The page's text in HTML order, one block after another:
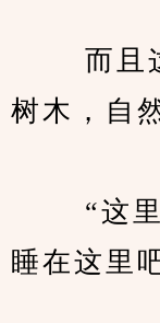
而且这
树木，自
“这里
睡在这里